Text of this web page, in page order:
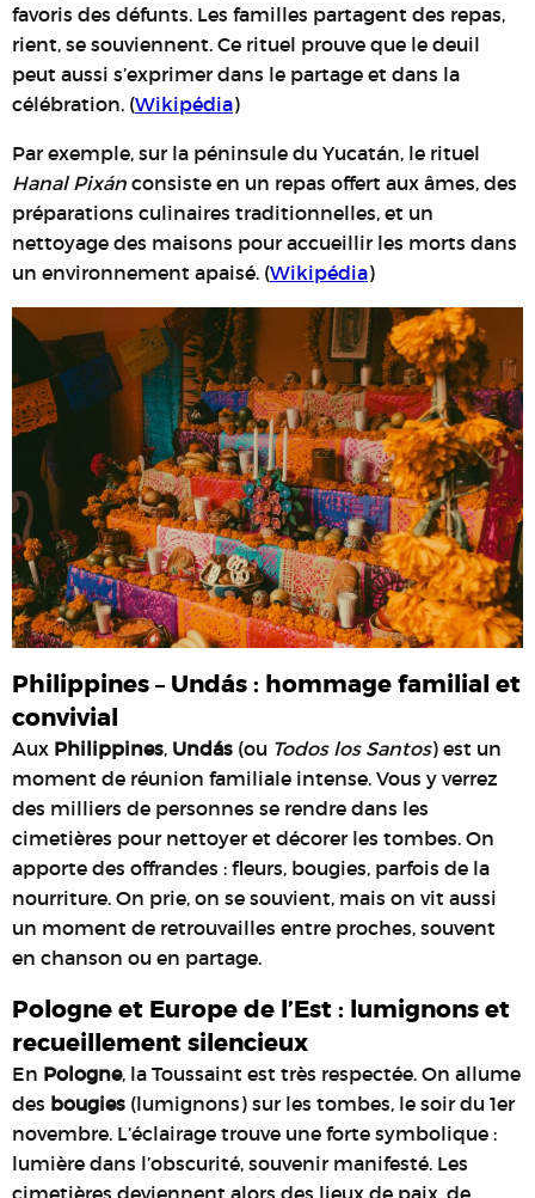
favoris des défunts. Les familles partagent des repas,
rient, se souviennent. Ce rituel prouve que le deuil
peut aussi s’exprimer dans le partage et dans la
célébration. (Wikipédia)
Par exemple, sur la péninsule du Yucatán, le rituel
Hanal Pixán consiste en un repas offert aux âmes, des
préparations culinaires traditionnelles, et un
nettoyage des maisons pour accueillir les morts dans
un environnement apaisé. (Wikipédia)
Philippines – Undás : hommage familial et
convivial
Aux Philippines, Undás (ou Todos los Santos) est un
moment de réunion familiale intense. Vous y verrez
des milliers de personnes se rendre dans les
cimetières pour nettoyer et décorer les tombes. On
apporte des offrandes : fleurs, bougies, parfois de la
nourriture. On prie, on se souvient, mais on vit aussi
un moment de retrouvailles entre proches, souvent
en chanson ou en partage.
Pologne et Europe de l’Est : lumignons et
recueillement silencieux
En Pologne, la Toussaint est très respectée. On allume
des bougies (lumignons) sur les tombes, le soir du 1er
novembre. L’éclairage trouve une forte symbolique :
lumière dans l’obscurité, souvenir manifesté. Les